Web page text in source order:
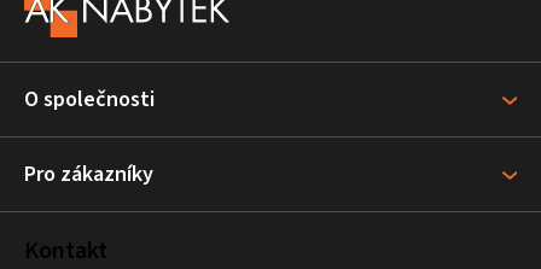
a
í
O společnosti
Pro zákazníky
Kontakt